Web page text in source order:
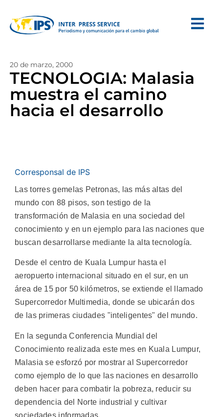
20 de marzo, 2000
TECNOLOGIA: Malasia
muestra el camino
hacia el desarrollo
Corresponsal de IPS
Las torres gemelas Petronas, las más altas del
mundo con 88 pisos, son testigo de la
transformación de Malasia en una sociedad del
conocimiento y en un ejemplo para las naciones que
buscan desarrollarse mediante la alta tecnología.
Desde el centro de Kuala Lumpur hasta el
aeropuerto internacional situado en el sur, en un
área de 15 por 50 kilómetros, se extiende el llamado
Supercorredor Multimedia, donde se ubicarán dos
de las primeras ciudades "inteligentes" del mundo.
En la segunda Conferencia Mundial del
Conocimiento realizada este mes en Kuala Lumpur,
Malasia se esforzó por mostrar al Supercorredor
como ejemplo de lo que las naciones en desarrollo
deben hacer para combatir la pobreza, reducir su
dependencia del Norte industrial y cultivar
sociedades informadas.